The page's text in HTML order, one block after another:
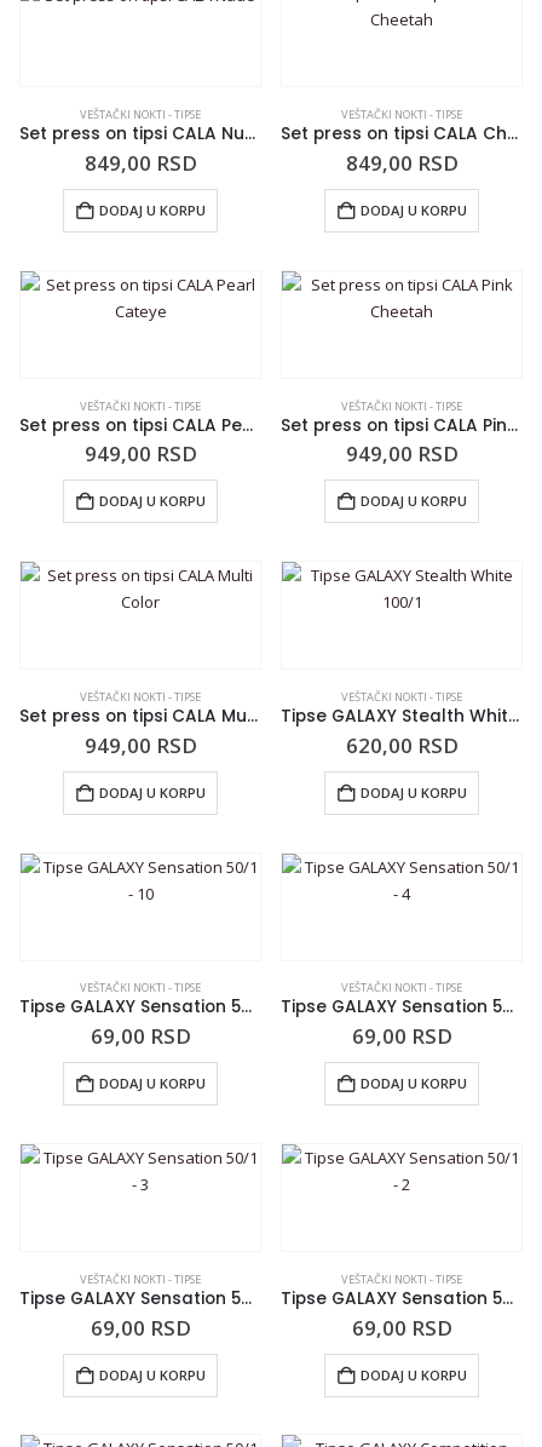
VEŠTAČKI NOKTI - TIPSE
Set press on tipsi CALA Nude
849,00 RSD
DODAJ U KORPU
VEŠTAČKI NOKTI - TIPSE
Set press on tipsi CALA Cheetah
849,00 RSD
DODAJ U KORPU
VEŠTAČKI NOKTI - TIPSE
Set press on tipsi CALA Pearl Cateye
949,00 RSD
DODAJ U KORPU
VEŠTAČKI NOKTI - TIPSE
Set press on tipsi CALA Pink Cheetah
949,00 RSD
DODAJ U KORPU
VEŠTAČKI NOKTI - TIPSE
Set press on tipsi CALA Multi Color
949,00 RSD
DODAJ U KORPU
VEŠTAČKI NOKTI - TIPSE
Tipse GALAXY Stealth White 100/1
620,00 RSD
DODAJ U KORPU
VEŠTAČKI NOKTI - TIPSE
Tipse GALAXY Sensation 50/1 – 10
69,00 RSD
DODAJ U KORPU
VEŠTAČKI NOKTI - TIPSE
Tipse GALAXY Sensation 50/1 – 4
69,00 RSD
DODAJ U KORPU
VEŠTAČKI NOKTI - TIPSE
Tipse GALAXY Sensation 50/1 – 3
69,00 RSD
DODAJ U KORPU
VEŠTAČKI NOKTI - TIPSE
Tipse GALAXY Sensation 50/1 – 2
69,00 RSD
DODAJ U KORPU